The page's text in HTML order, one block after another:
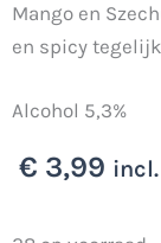
Mango en
en spicy
Alcohol 5,3%
€ 3,99